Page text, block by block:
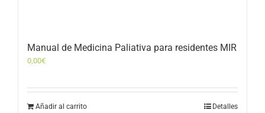
Manual de Medicina Paliativa para residentes MIR
0,00€
Añadir al carrito Detalles